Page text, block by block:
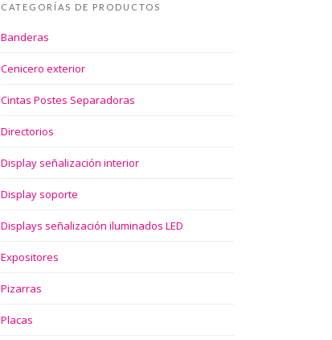
CATEGORÍAS DE PRODUCTOS
Banderas
Cenicero exterior
Cintas Postes Separadoras
Directorios
Display señalización interior
Display soporte
Displays señalización iluminados LED
Expositores
Pizarras
Placas